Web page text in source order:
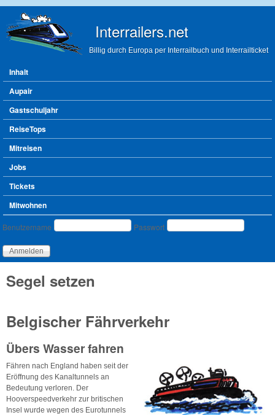
Interrailers.net
Billig durch Europa per Interrailbuch und Interrailticket
Hauptmenü
Inhalt
Aupair
Gastschuljahr
ReiseTops
Mitreisen
Jobs
Tickets
Mitwohnen
Benutzeranmeldung
Benutzername Passwort
Segel setzen
Belgischer Fährverkehr
Übers Wasser fahren
Fähren nach England haben seit der
Eröffnung des Kanaltunnels an
Bedeutung verloren. Der
Hooverspeedverkehr zur britischen
Insel wurde wegen des Eurotunnels